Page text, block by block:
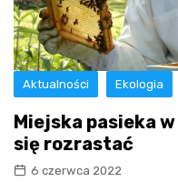
Aktualności Ekologia
Miejska pasieka
się rozrastać
6 czerwca 2022